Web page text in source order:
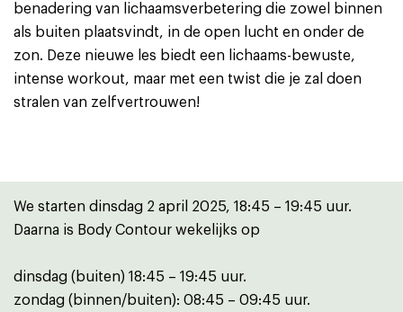
benadering van lichaamsverbetering die zowel binnen
als buiten plaatsvindt, in de open lucht en onder de
zon. Deze nieuwe les biedt een lichaams-bewuste,
intense workout, maar met een twist die je zal doen
stralen van zelfvertrouwen!
We starten dinsdag 2 april 2025, 18:45 – 19:45 uur.
Daarna is Body Contour wekelijks op
dinsdag (buiten) 18:45 – 19:45 uur.
zondag (binnen/buiten): 08:45 – 09:45 uur.